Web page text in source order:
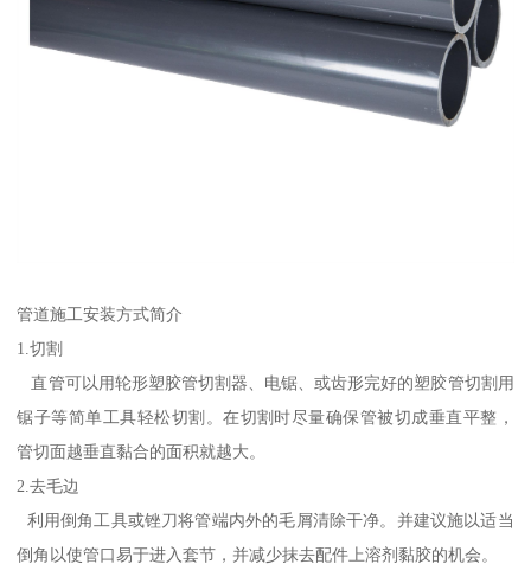
管道施工安装方式简介
1.切割
直管可以用轮形塑胶管切割器、电锯、或齿形完好的塑胶管切割用
锯子等简单工具轻松切割。在切割时尽量确保管被切成垂直平整，
管切面越垂直黏合的面积就越大。
2.去毛边
利用倒角工具或锉刀将管端内外的毛屑清除干净。并建议施以适当
倒角以使管口易于进入套节，并减少抹去配件上溶剂黏胶的机会。